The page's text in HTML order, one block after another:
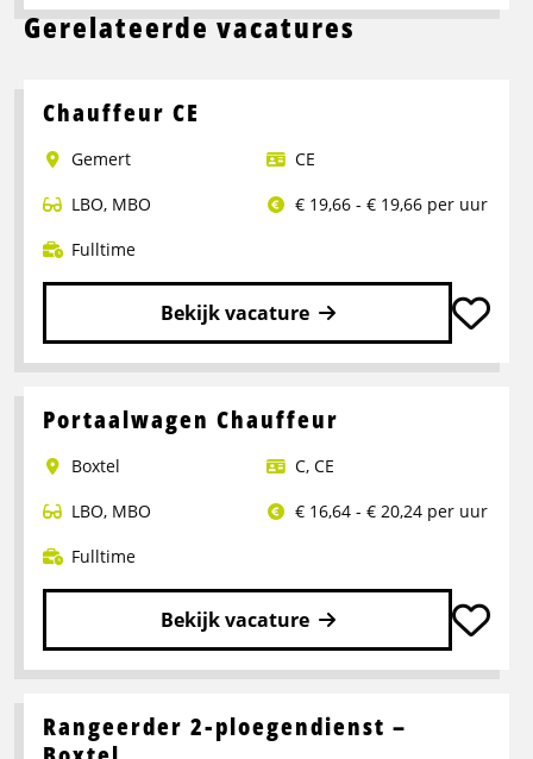
Gerelateerde vacatures
Chauffeur CE
Gemert
CE
LBO, MBO
€ 19,66 - € 19,66 per uur
Fulltime
Bekijk vacature
Lees
over
CE
Portaalwagen Chauffeur
Boxtel C, CE
LBO, MBO
€ 16,64 - € 20,24 per uur
Fulltime
Bekijk vacature
Lees
over
Portaalwagen
Rangeerder 2-ploegendienst –